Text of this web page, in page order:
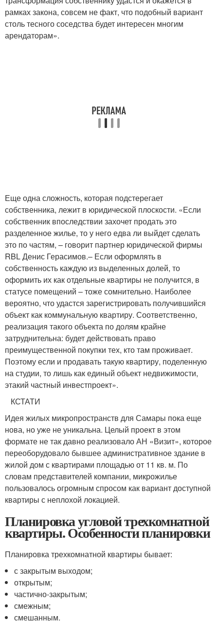
рамках закона, совсем не факт, что подобный вариант
столь тесного соседства будет интересен многим
арендаторам».
Еще одна сложность, которая подстерегает
собственника, лежит в юридической плоскости. «Если
собственник впоследствии захочет продать это
разделенное жилье, то у него едва ли выйдет сделать
это по частям, – говорит партнер юридической фирмы
RBL Денис Герасимов.– Если оформлять в
собственность каждую из выделенных долей, то
оформить их как отдельные квартиры не получится, в
статусе помещений – тоже сомнительно. Наиболее
вероятно, что удастся зарегистрировать получившийся
объект как коммунальную квартиру. Соответственно,
реализация такого объекта по долям крайне
затруднительна: будет действовать право
преимущественной покупки тех, кто там проживает.
Поэтому если и продавать такую квартиру, поделенную
на студии, то лишь как единый объект недвижимости,
этакий частный инвестпроект».
КСТАТИ
Идея жилых микропространств для Самары пока еще
нова, но уже не уникальна. Целый проект в этом
формате не так давно реализовало АН «Визит», которое
переоборудовало бывшее административное здание в
жилой дом с квартирами площадью от 11 кв. м. По
словам представителей компании, микрожилье
пользовалось огромным спросом как вариант доступной
квартиры с неплохой локацией.
Планировка угловой трехкомнатной
квартиры. Особенности планировки
Планировка трехкомнатной квартиры бывает:
с закрытым выходом;
открытым;
частично-закрытым;
смежным;
смешанным.